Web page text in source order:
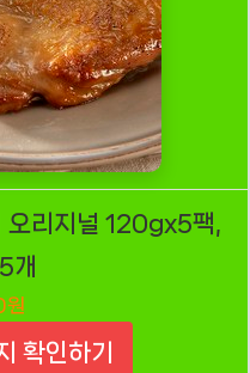
오리지널 120gx5팩,
개
확인하기